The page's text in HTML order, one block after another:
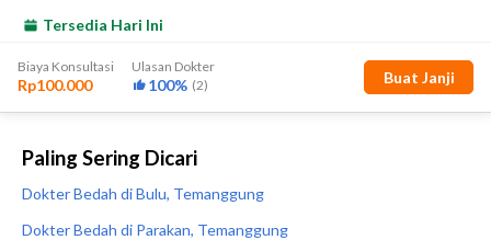
Paling Sering Dicari
Dokter Bedah di Bulu, Temanggung
Dokter Bedah di Parakan, Temanggung